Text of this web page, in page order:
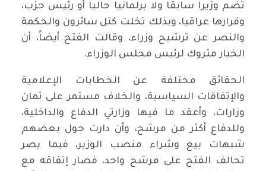
تضم وزيرا سابقا ولا برلمانيا حاليا أو رئيس حزب،
وقرارها عراقيا، وبذلك تخلت كتل سائرون والحكمة
والنصر عن ترشيح وزراء، وقالت الفتح أيضاً، أن
الخيار متروك لرئيس مجلس الوزراء.
الحقائق مختلفة عن الخطابات الإعلامية
والإتفاقات السياسية، والخلاف مستمر على ثمان
وزارات، وأعقد ما فيها وزارتي الدفاع والداخلية،
وللدفاع أكثر من مرشح، وأن دارت حول بعضهم
شبهات بيع وشراء منصب الوزير، فيما يصر
تحالف الفتح على مرشح واحد، فصار إتفاقه مع